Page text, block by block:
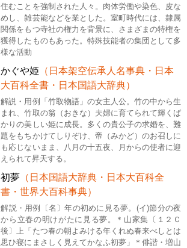
住むことを強制された人々。肉体労働や染色、皮な
めし、雑芸能などを業とした。室町時代には、隷属
関係をもつ寺社の権力を背景に、さまざまの特権を
獲得したものもあった。特殊技能者の集団として多
様な活動
かぐや姫 （日本架空伝承人名事典・日本
大百科全書・日本国語大辞典）
解説・用例「竹取物語」の女主人公。竹の中から生
まれ、竹取の翁（おきな）夫婦に育てられて輝くば
かりの美しい姫に成長。多くの貴公子の求婚を、難
題をもちかけてしりぞけ、帝（みかど）のお召しに
も応じないまま、八月の十五夜、月からの使者に迎
えられて昇天する。
初夢 （日本国語大辞典・日本大百科全
書・世界大百科事典）
解説・用例〔名〕年の初めに見る夢。(イ)節分の夜
から立春の明けがたに見る夢。＊山家集〔１２Ｃ
後〕上「たつ春の朝よみける年くれぬ春来べしとは
思ひ寝にまさしく見えてかなふ初夢」＊俳諧・増山